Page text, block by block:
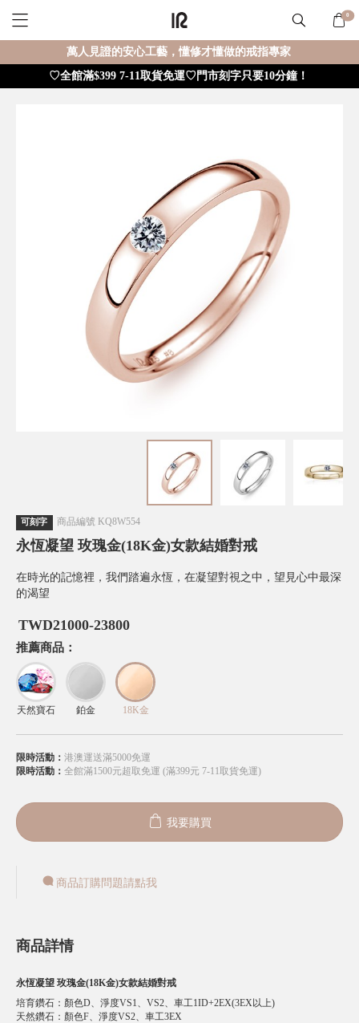
0
萬人見證的安心工藝，懂修才懂做的戒指專家
♡全館滿$399 7-11取貨免運♡門市刻字只要10分鐘！
可刻字 商品編號 KQ8W554
永恆凝望 玫瑰金(18K金)女款結婚對戒
在時光的記憶裡，我們踏遍永恆，在凝望對視之中，望見心中最深
的渴望
TWD21000-23800
推薦商品：
天然寶石 鉑金 18K金
限時活動： 港澳運送滿5000免運
限時活動： 全館滿1500元超取免運 (滿399元 7-11取貨免運)
我要購買
商品訂購問題請點我
商品詳情
永恆凝望 玫瑰金(18K金)女款結婚對戒
培育鑽石 ： 顏色D、淨度VS1、VS2、車工1ID+2EX(3EX以上)
天然鑽石 ： 顏色F、淨度VS2、車工3EX